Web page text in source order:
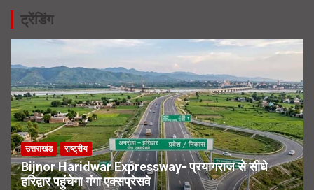
ट्रेंडिंग
उत्तराखंड राष्ट्रीय
Bijnor Haridwar Expressway- प्रयागराज से सीधे
हरिद्वार पहुंचेगा गंगा एक्सप्रेसवे